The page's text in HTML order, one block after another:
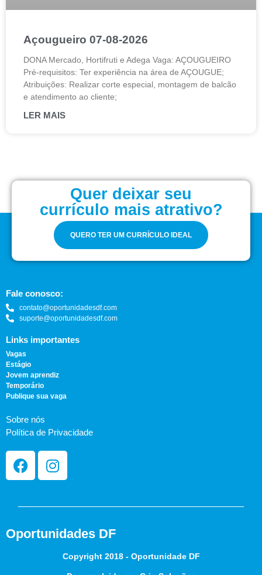
Açougueiro 07-08-2026
DONA Mercado, Hortifruti e Adega Vaga: AÇOUGUEIRO
Pré-requisitos: Ter experiência na área de AÇOUGUE;
Atribuições: Realizar corte especial, montagem de balcão
e atendimento ao cliente;
LER MAIS
Quer deixar seu
currículo mais atrativo?
QUERO TER UM CURRÍCULO IDEAL
Fale conosco:
contato@oportunidadesdf.com
suporte@oportunidadesdf.com
Links importantes
Vagas
Estágio
Jovem aprendiz
Temporário
Publique sua vaga
Sobre nós
Política de Privacidade
Oportunidades DF
Copyright 2018 - Oportunidade DF